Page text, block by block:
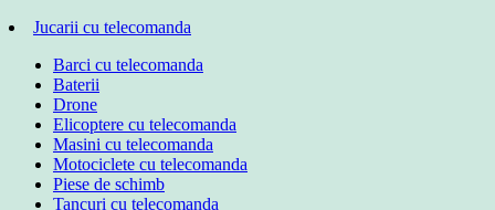
Jucarii cu telecomanda
Barci cu telecomanda
Baterii
Drone
Elicoptere cu telecomanda
Masini cu telecomanda
Motociclete cu telecomanda
Piese de schimb
Tancuri cu telecomanda